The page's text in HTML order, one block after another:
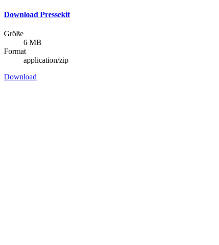
Download Pressekit
Größe
6 MB
Format
application/zip
Download